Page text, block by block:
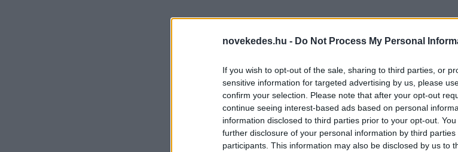
novekedes.hu - Do Not Process My Personal
If you wish to opt-out of the sale, sharing to third parties, or
sensitive information for targeted advertising by us, please
confirm your selection. Please note that after your opt-out
continue seeing interest-based ads based on personal
information disclosed to third parties prior to your opt-out.
further disclosure of your personal information by third parties
participants. This information may also be disclosed by us to